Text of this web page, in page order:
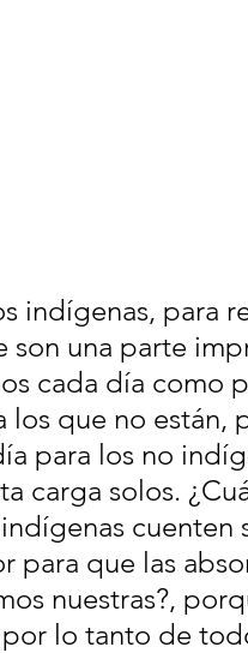
indígenas, para
son una parte
cada día como
los que no están,
para los no
carga solos.
cuenten
para que las
nuestras?,
lo tanto de